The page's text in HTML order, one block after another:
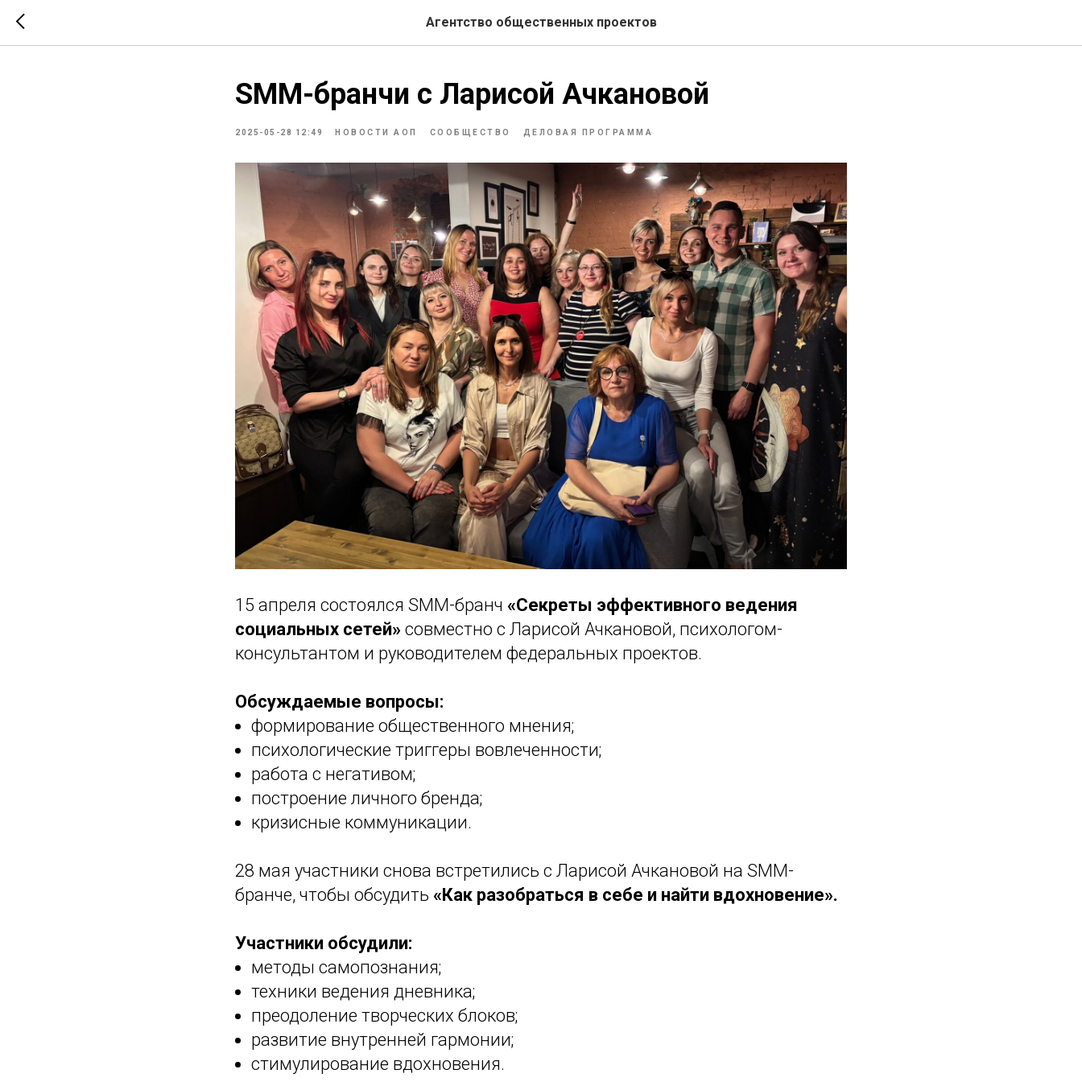
Агентство общественных проектов
SMM-бранчи с Ларисой Ачкановой
2025-05-28 12:49 НОВОСТИ АОП СООБЩЕСТВО ДЕЛОВАЯ ПРОГРАММА
15 апреля состоялся SMM-бранч «Секреты эффективного ведения
социальных сетей» совместно с Ларисой Ачкановой, психологом-
консультантом и руководителем федеральных проектов.
Обсуждаемые вопросы:
формирование общественного мнения;
психологические триггеры вовлеченности;
работа с негативом;
построение личного бренда;
кризисные коммуникации.
28 мая участники снова встретились с Ларисой Ачкановой на SMM-
бранче, чтобы обсудить «Как разобраться в себе и найти вдохновение».
Участники обсудили:
методы самопознания;
техники ведения дневника;
преодоление творческих блоков;
развитие внутренней гармонии;
стимулирование вдохновения.